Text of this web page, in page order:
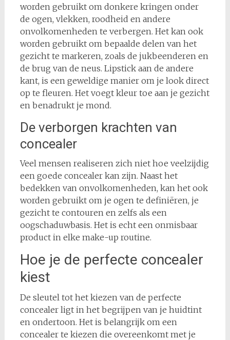
worden gebruikt om donkere kringen onder
de ogen, vlekken, roodheid en andere
onvolkomenheden te verbergen. Het kan ook
worden gebruikt om bepaalde delen van het
gezicht te markeren, zoals de jukbeenderen en
de brug van de neus. Lipstick aan de andere
kant, is een geweldige manier om je look direct
op te fleuren. Het voegt kleur toe aan je gezicht
en benadrukt je mond.
De verborgen krachten van
concealer
Veel mensen realiseren zich niet hoe veelzijdig
een goede concealer kan zijn. Naast het
bedekken van onvolkomenheden, kan het ook
worden gebruikt om je ogen te definiëren, je
gezicht te contouren en zelfs als een
oogschaduwbasis. Het is echt een onmisbaar
product in elke make-up routine.
Hoe je de perfecte concealer
kiest
De sleutel tot het kiezen van de perfecte
concealer ligt in het begrijpen van je huidtint
en ondertoon. Het is belangrijk om een
concealer te kiezen die overeenkomt met je